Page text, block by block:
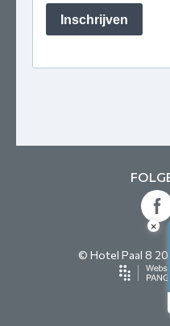
© Hotel Paal 8
×